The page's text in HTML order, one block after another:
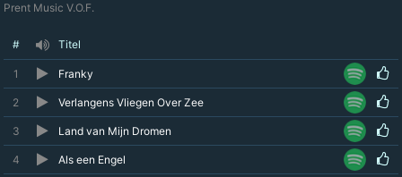
Prent Music V.O.F.
# Titel
1 Franky
2 Verlangens Vliegen Over Zee
3 Land van Mijn Dromen
4 Als een Engel